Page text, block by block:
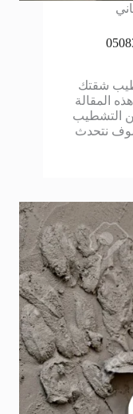
ت: 0508323484
شقتك
المقالة
التشطيب
سوف نتحدث